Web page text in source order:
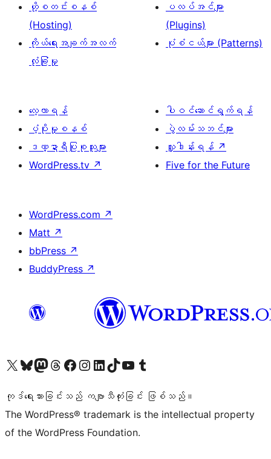
ဟို့စတင်းစနစ်
(Hosting)
ကိုယ်ရေးအချက်အလက်
လုံခြုံမှု
ပလပ်အင်များ
(Plugins)
ပုံစံငယ်များ (Patterns)
လေ့လာရန်
ပံ့ပိုးမှုစနစ်
ဒဏ္ဍာရီပြုစုသူများ
WordPress.tv ↗
ပါဝင်ဆောင်ရွက်ရန်
ပွဲလမ်းသဘင်များ
လှူဒါန်းရန် ↗
Five for the Future
WordPress.com ↗
Matt ↗
bbPress ↗
BuddyPress ↗
ကျွန်ုပ်တို့၏ X (ယခင် Twitter) အကောင့်သို့ သွားရောက်ကြည့်ရှုပါကျွန်ုပ်တို့၏ Bluesky အကောင့်သို့ ဝင်ရောက်ကြည့်ရှုရန်
ကျွန်ုပ်တို့၏ Mastodon အကောင့်သို့ သွားရောက်ကြည့်ရှုပါကျွန်ုပ်တို့၏ Threads အကောင့်သို့ ဝင်ရောက်ကြည့်ရှုရန်
ကျွန်ုပ်တို့၏ Facebook စာမျက်နှာသို့ သွားရောက်ကြည့်ရှုပါကျွန်ုပ်တို့၏ Instagram အကောင့်သို့ သွားရောက်ကြည့်ရှုပါ ကျွန်ုပ်တို့၏ LinkedIn အကောင့်သို့ သွားရောက်ကြည့်ရှုပါကျွန်ုပ်တို့၏ TikTok အကောင့်သို့ ဝင်ရောက်ကြည့်ရှုရန်
ကျွန်ုပ်တို့၏ YouTube ချန်နယ်သို့ သွားရောက်ကြည့်ရှုပါ ကျွန်ုပ်တို့၏ Tumblr အကောင့်သို့ ဝင်ရောက်ကြည့်ရှုရန်
ကုဒ်ရေးသားခြင်းသည် ကဗျာသီကုံးခြင်း ဖြစ်သည်။
The WordPress® trademark is the intellectual property
of the WordPress Foundation.